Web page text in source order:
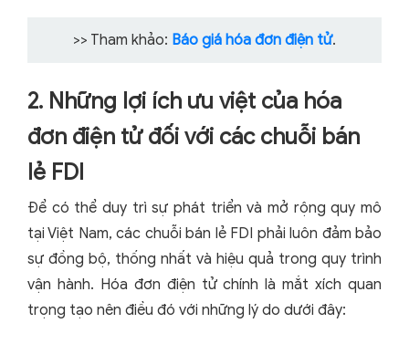
>> Tham khảo: Báo giá hóa đơn điện tử.
2. Những lợi ích ưu việt của hóa
đơn điện tử đối với các chuỗi bán
lẻ FDI
Để có thể duy trì sự phát triển và mở rộng quy mô
tại Việt Nam, các chuỗi bán lẻ FDI phải luôn đảm bảo
sự đồng bộ, thống nhất và hiệu quả trong quy trình
vận hành. Hóa đơn điện tử chính là mắt xích quan
trọng tạo nên điều đó với những lý do dưới đây: